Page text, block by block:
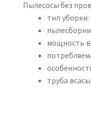
Пылесосы без
тип уборки:
мощность
труба